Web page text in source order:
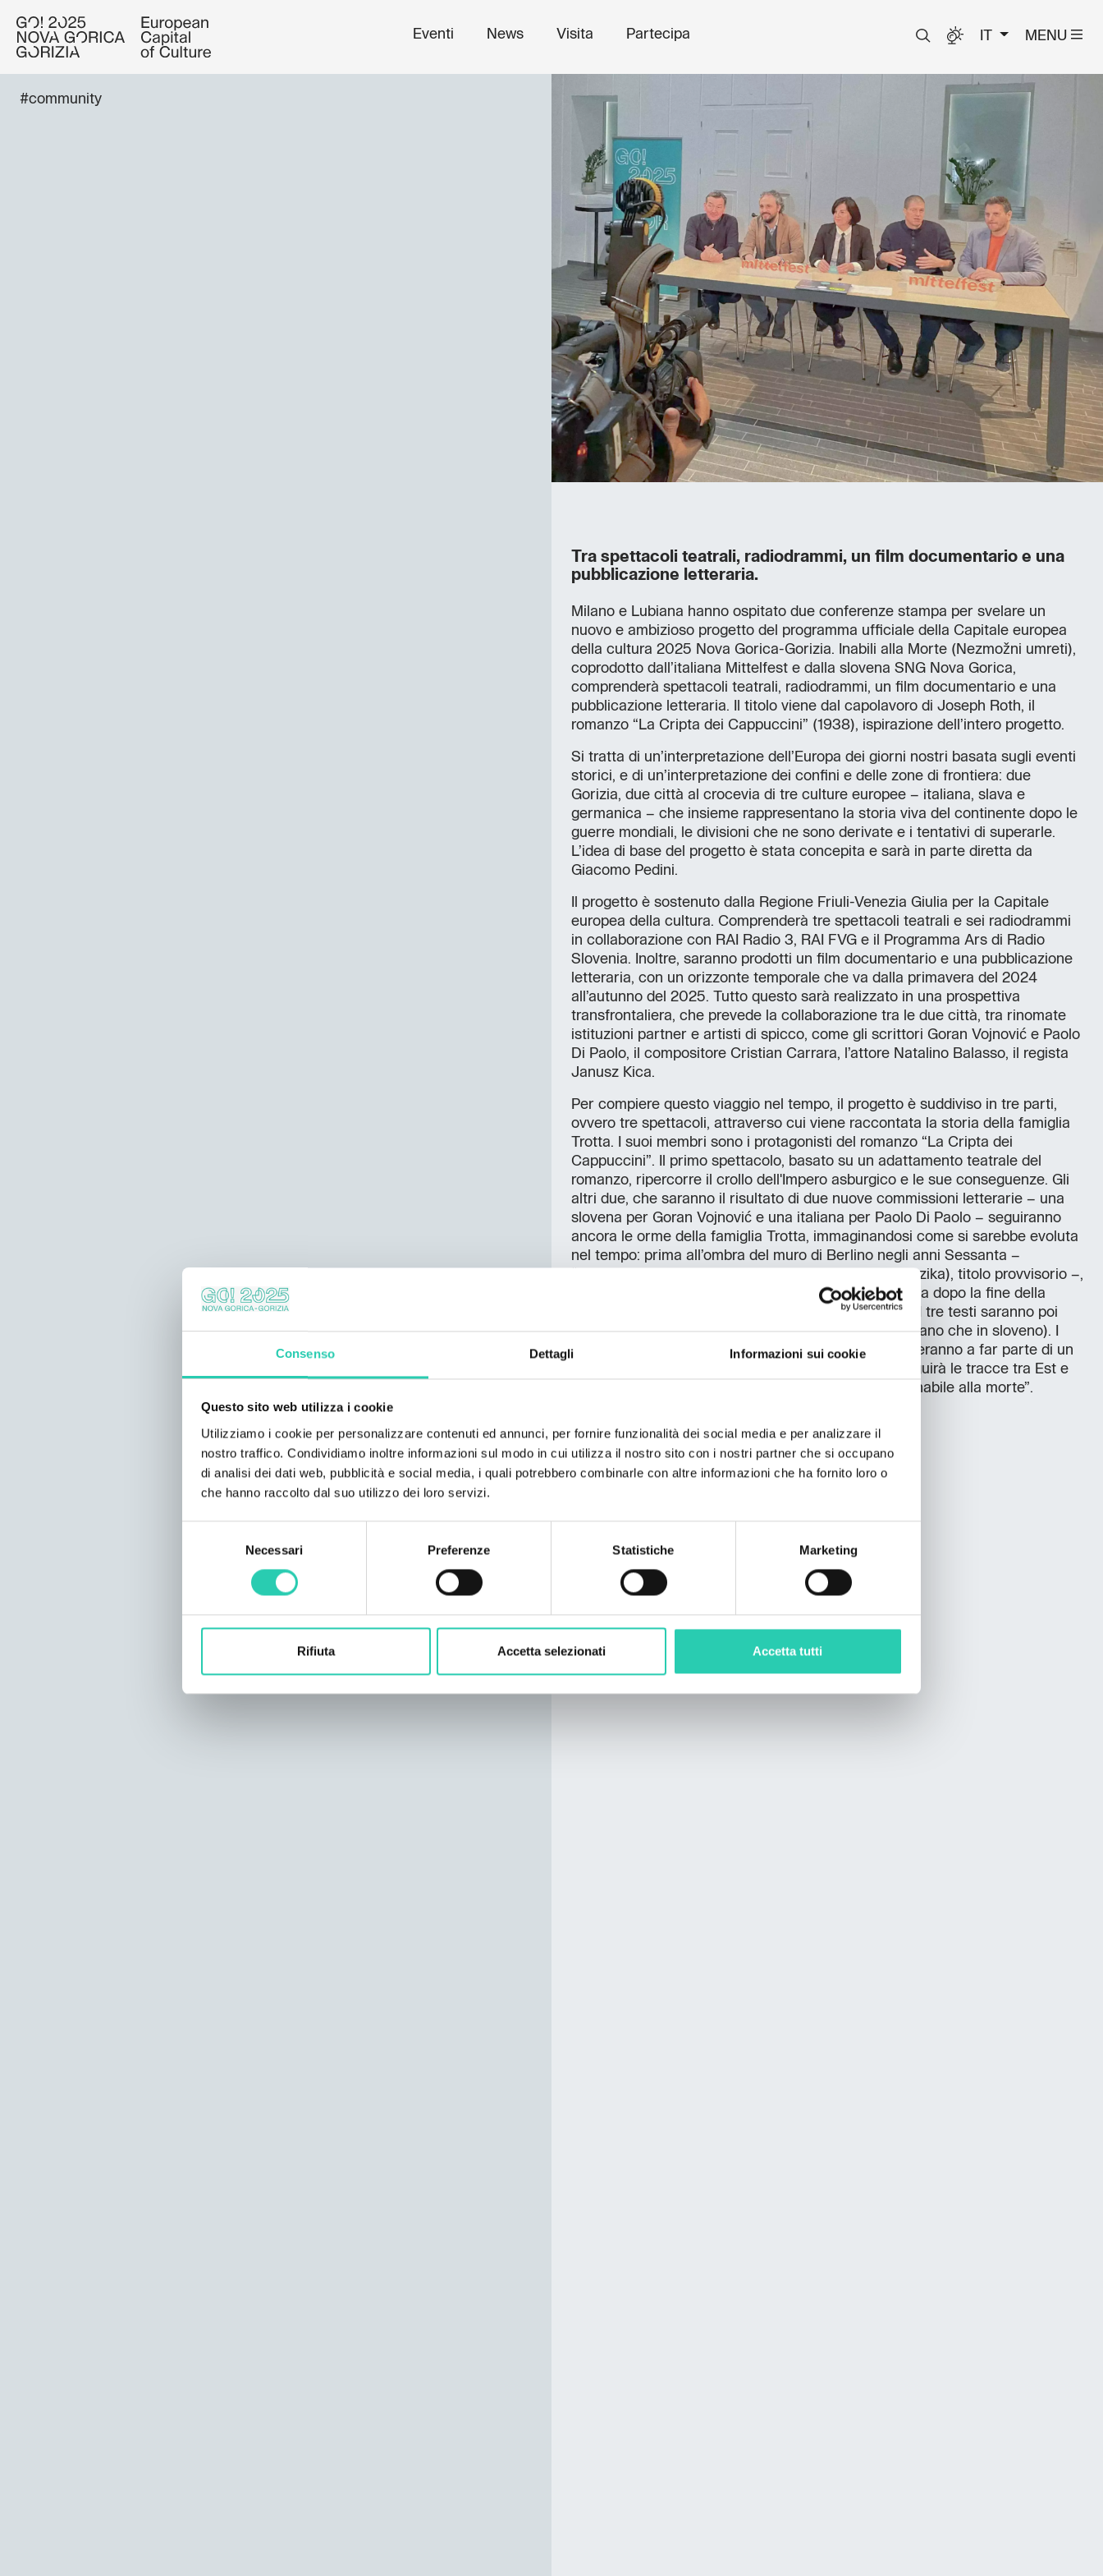
Consenso Dettagli Informazioni sui cookie
Questo sito web utilizza i cookie
Utilizziamo i cookie per personalizzare contenuti ed annunci, per fornire funzionalità dei social media e per analizzare il
nostro traffico. Condividiamo inoltre informazioni sul modo in cui utilizza il nostro sito con i nostri partner che si occupano
di analisi dei dati web, pubblicità e social media, i quali potrebbero combinarle con altre informazioni che ha fornito loro o
che hanno raccolto dal suo utilizzo dei loro servizi.
Necessari Preferenze Statistiche Marketing
Rifiuta Accetta selezionati Accetta tutti
Eventi News Visita Partecipa IT MENU
#community
Tra spettacoli teatrali, radiodrammi, un film documentario e una
pubblicazione letteraria.
Milano e Lubiana hanno ospitato due conferenze stampa per svelare un
nuovo e ambizioso progetto del programma ufficiale della Capitale europea
della cultura 2025 Nova Gorica-Gorizia. Inabili alla Morte (Nezmožni umreti),
coprodotto dall’italiana Mittelfest e dalla slovena SNG Nova Gorica,
comprenderà spettacoli teatrali, radiodrammi, un film documentario e una
pubblicazione letteraria. Il titolo viene dal capolavoro di Joseph Roth, il
romanzo “La Cripta dei Cappuccini” (1938), ispirazione dell’intero progetto.
Si tratta di un’interpretazione dell’Europa dei giorni nostri basata sugli eventi
storici, e di un’interpretazione dei confini e delle zone di frontiera: due
Gorizia, due città al crocevia di tre culture europee – italiana, slava e
germanica – che insieme rappresentano la storia viva del continente dopo le
guerre mondiali, le divisioni che ne sono derivate e i tentativi di superarle.
L’idea di base del progetto è stata concepita e sarà in parte diretta da
Giacomo Pedini.
Il progetto è sostenuto dalla Regione Friuli-Venezia Giulia per la Capitale
europea della cultura. Comprenderà tre spettacoli teatrali e sei radiodrammi
in collaborazione con RAI Radio 3, RAI FVG e il Programma Ars di Radio
Slovenia. Inoltre, saranno prodotti un film documentario e una pubblicazione
letteraria, con un orizzonte temporale che va dalla primavera del 2024
all’autunno del 2025. Tutto questo sarà realizzato in una prospettiva
transfrontaliera, che prevede la collaborazione tra le due città, tra rinomate
istituzioni partner e artisti di spicco, come gli scrittori Goran Vojnović e Paolo
Di Paolo, il compositore Cristian Carrara, l’attore Natalino Balasso, il regista
Janusz Kica.
Per compiere questo viaggio nel tempo, il progetto è suddiviso in tre parti,
ovvero tre spettacoli, attraverso cui viene raccontata la storia della famiglia
Trotta. I suoi membri sono i protagonisti del romanzo “La Cripta dei
Cappuccini”. Il primo spettacolo, basato su un adattamento teatrale del
romanzo, ripercorre il crollo dell'Impero asburgico e le sue conseguenze. Gli
altri due, che saranno il risultato di due nuove commissioni letterarie – una
slovena per Goran Vojnović e una italiana per Paolo Di Paolo – seguiranno
ancora le orme della famiglia Trotta, immaginandosi come si sarebbe evoluta
nel tempo: prima all’ombra del muro di Berlino negli anni Sessanta –
“Cercando la lingua perduta” (Iskanje izgubljenega jezika), titolo provvisorio –,
poi nell’estasi illusoria dei primi anni Novanta – “L'alba dopo la fine della
storia” (Zora po koncu zgodovine), titolo provvisorio. I tre testi saranno poi
trasformati in tre radiodrammi e in un libro (sia in italiano che in sloveno). I
temi, i luoghi e le storie evocate da quest’ultimo entreranno a far parte di un
film documentario appositamente realizzato, che seguirà le tracce tra Est e
Ovest di questa sorta di semi-sconosciuta Europa “inabile alla morte”.